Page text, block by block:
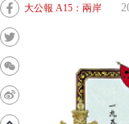
大公報 A15：兩岸